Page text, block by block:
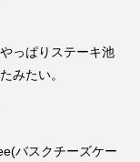
っぱりステーキ池
みたい。
バスクチーズケー